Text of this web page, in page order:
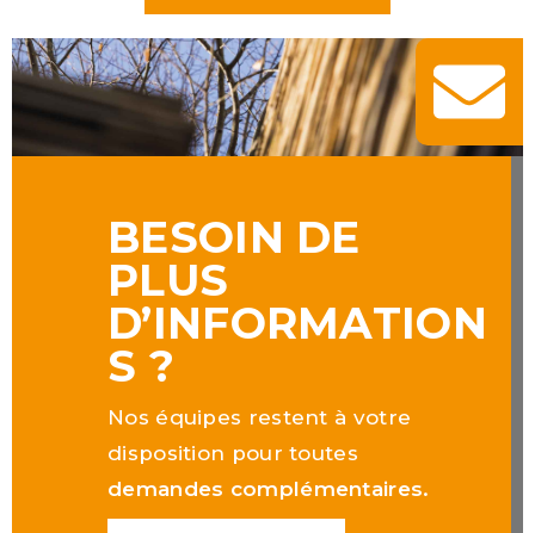
BESOIN DE
PLUS
D’INFORMATION
S ?
Nos équipes restent à votre
disposition pour toutes
demandes complémentaires.